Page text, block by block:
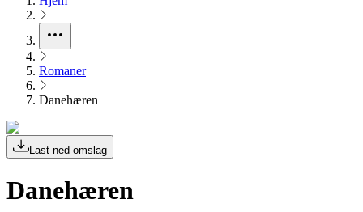
Romaner
Danehæren
Last ned omslag
Danehæren